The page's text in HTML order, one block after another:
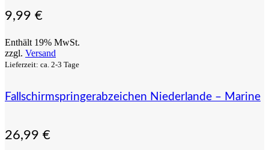
9,99 €
Enthält 19% MwSt.
zzgl. Versand
Lieferzeit: ca. 2-3 Tage
Fallschirmspringerabzeichen Niederlande – Marine
26,99 €